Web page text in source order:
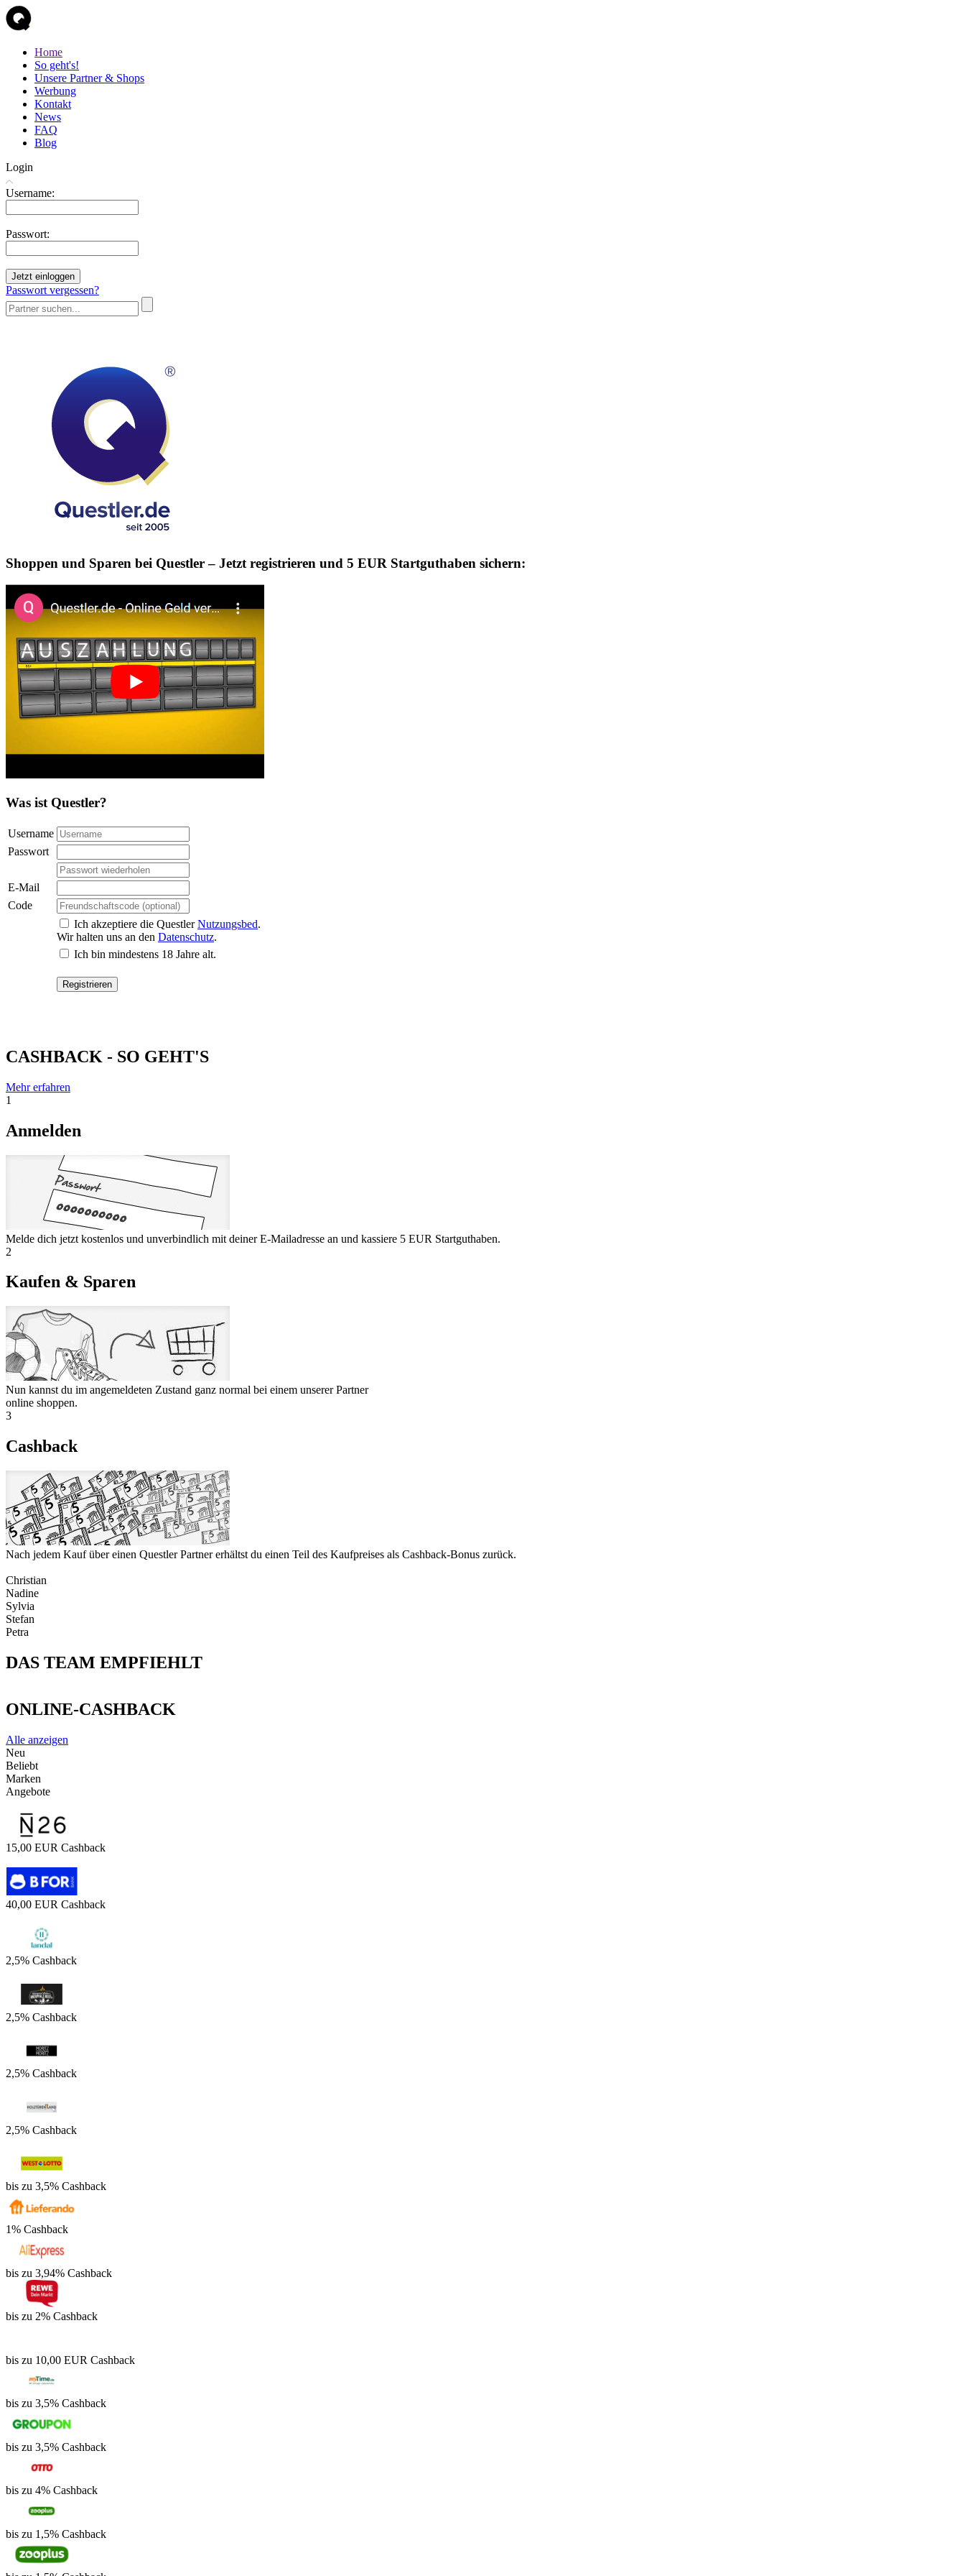
Home
So geht's!
Unsere Partner & Shops
Werbung
Kontakt
News
FAQ
Blog
Login
Username:
Passwort:
Jetzt einloggen
Passwort vergessen?
Shoppen und Sparen bei Questler– Jetzt registrieren und 5 EUR Startguthaben sichern:
Was ist Questler?
Username
Passwort
E-Mail
Code
Ich akzeptiere die QuestlerNutzungsbed.
Wir halten uns an den Datenschutz.
Ich bin mindestens 18 Jahre alt.
CASHBACK - SO GEHT'S
Mehr erfahren
1
Anmelden
Melde dich jetzt kostenlos und unverbindlich mit deiner E-Mailadresse an und kassiere 5 EUR Startguthaben.
2
Kaufen & Sparen
Nun kannst du im angemeldeten Zustand ganz normal bei einem unserer Partner
online shoppen.
3
Cashback
Nach jedem Kauf über einen Questler Partner erhältst du einen Teil des Kaufpreises als Cashback-Bonus zurück.
Christian
Nadine
Sylvia
Stefan
Petra
DAS TEAM EMPFIEHLT
ONLINE-CASHBACK
Alle anzeigen
Neu
Beliebt
Marken
Angebote
15,00 EUR Cashback
40,00 EUR Cashback
2,5% Cashback
2,5% Cashback
2,5% Cashback
2,5% Cashback
bis zu 3,5% Cashback
1% Cashback
bis zu 3,94% Cashback
bis zu 2% Cashback
bis zu 10,00 EUR Cashback
bis zu 3,5% Cashback
bis zu 3,5% Cashback
bis zu 4% Cashback
bis zu 1,5% Cashback